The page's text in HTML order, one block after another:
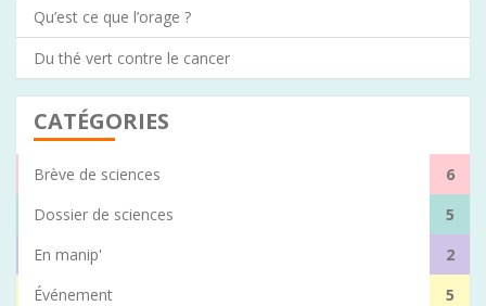
Qu’est ce que l’orage ?
Du thé vert contre le cancer
CATÉGORIES
Brève de sciences
6
Dossier de sciences
5
En manip'
2
Événement
5